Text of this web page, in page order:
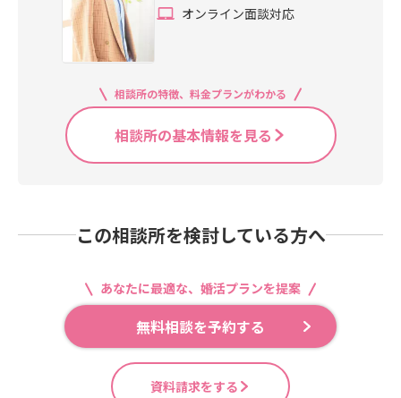
オンライン面談対応
相談所の特徴、料金プランがわかる
相談所の基本情報を見る
この相談所を検討している方へ
あなたに最適な、婚活プランを提案
無料相談を予約する
資料請求をする